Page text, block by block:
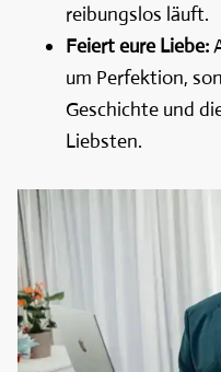
reibungslos läuft.
Feiert eure Liebe:
um Perfektion,
Geschichte und
Liebsten.